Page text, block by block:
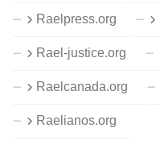
Raelpress.org
Rael-justice.org
Raelcanada.org
Raelianos.org